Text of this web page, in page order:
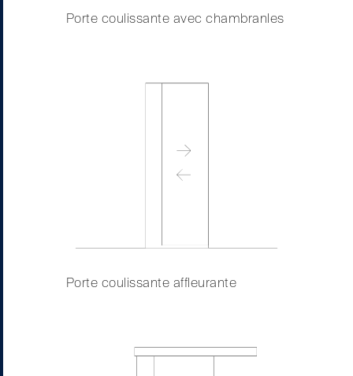
Porte coulissante avec chambranles
Porte coulissante affleurante